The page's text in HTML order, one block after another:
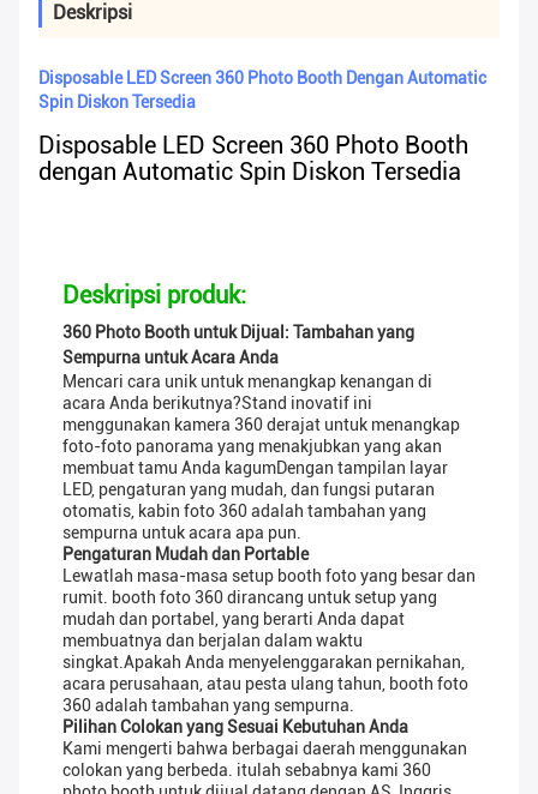
Deskripsi
Disposable LED Screen 360 Photo Booth Dengan Automatic
Spin Diskon Tersedia
Disposable LED Screen 360 Photo Booth
dengan Automatic Spin Diskon Tersedia
Deskripsi produk:
360 Photo Booth untuk Dijual: Tambahan yang
Sempurna untuk Acara Anda
Mencari cara unik untuk menangkap kenangan di
acara Anda berikutnya?Stand inovatif ini
menggunakan kamera 360 derajat untuk menangkap
foto-foto panorama yang menakjubkan yang akan
membuat tamu Anda kagumDengan tampilan layar
LED, pengaturan yang mudah, dan fungsi putaran
otomatis, kabin foto 360 adalah tambahan yang
sempurna untuk acara apa pun.
Pengaturan Mudah dan Portable
Lewatlah masa-masa setup booth foto yang besar dan
rumit. booth foto 360 dirancang untuk setup yang
mudah dan portabel, yang berarti Anda dapat
membuatnya dan berjalan dalam waktu
singkat.Apakah Anda menyelenggarakan pernikahan,
acara perusahaan, atau pesta ulang tahun, booth foto
360 adalah tambahan yang sempurna.
Pilihan Colokan yang Sesuai Kebutuhan Anda
Kami mengerti bahwa berbagai daerah menggunakan
colokan yang berbeda. itulah sebabnya kami 360